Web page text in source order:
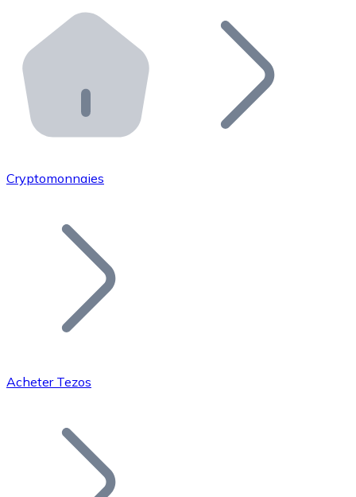
Distributeurs automatiques Bitnovo
Intégrez un ATM Bitnovo dans votre entreprise et
API Bitnovo
Intégrez notre API dans votre écosystème.
Rejoignez notre réseau de distributeurs et
Ajoutez le token de votre projet à notre service
Bitcoin
Cryptomonnaies
Acheter Tezos